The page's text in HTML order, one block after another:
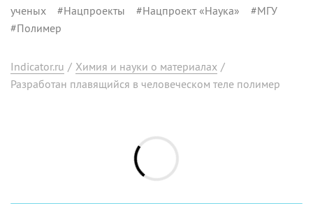
ученых #Нацпроекты #Нацпроект «Наука» #МГУ
#Полимер
Indicator.ru / Химия и науки о материалах /
Разработан плавящийся в человеческом теле полимер